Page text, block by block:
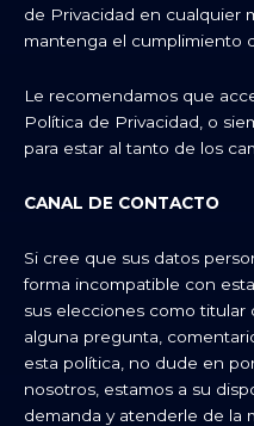
de Privacidad en cualquier
mantenga el cumplimiento
Le recomendamos que
Política de Privacidad, o
para estar al tanto de los
CANAL DE CONTACTO
Si cree que sus datos
forma incompatible con
sus elecciones como titular
alguna pregunta,
esta política, no dude en
nosotros, estamos a su
demanda y atenderle de la